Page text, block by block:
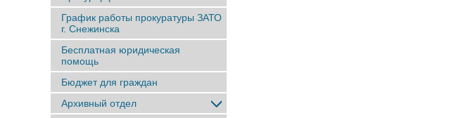
График работы прокуратуры ЗАТО
г. Снежинска
Бесплатная юридическая
помощь
Бюджет для граждан
Архивный отдел